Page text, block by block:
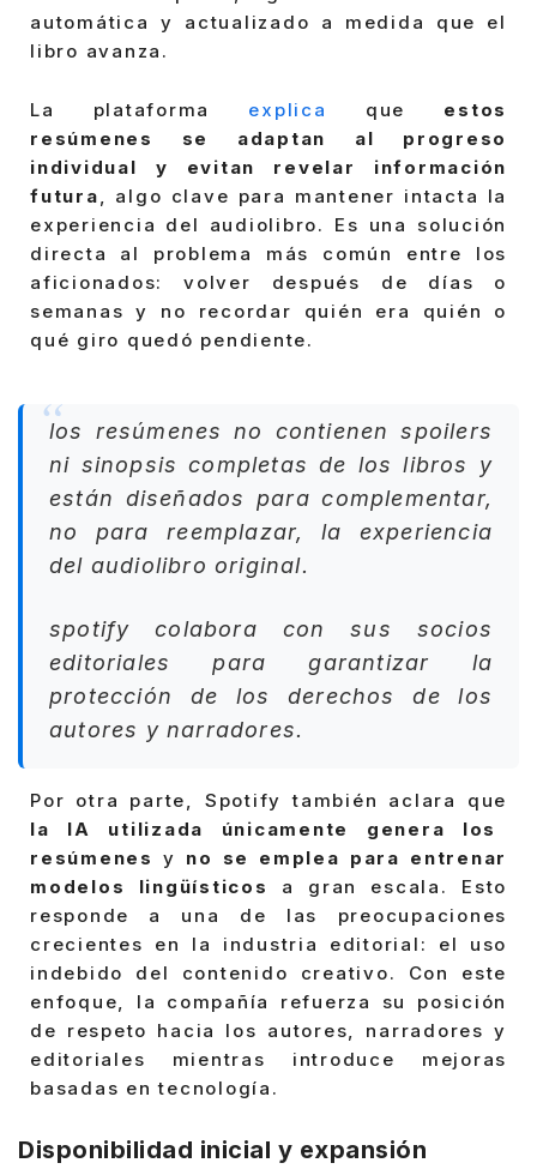
automática y actualizado a medida que el
libro avanza.
La plataforma explica que estos
resúmenes se adaptan al progreso
individual y evitan revelar información
futura, algo clave para mantener intacta la
experiencia del audiolibro. Es una solución
directa al problema más común entre los
aficionados: volver después de días o
semanas y no recordar quién era quién o
qué giro quedó pendiente.
los resúmenes no contienen spoilers
ni sinopsis completas de los libros y
están diseñados para complementar,
no para reemplazar, la experiencia
del audiolibro original.
spotify colabora con sus socios
editoriales para garantizar la
protección de los derechos de los
autores y narradores.
Por otra parte, Spotify también aclara que
la IA utilizada únicamente genera los
resúmenes y no se emplea para entrenar
modelos lingüísticos
a gran escala. Esto
responde a una de las preocupaciones
crecientes en la industria editorial: el uso
indebido del contenido creativo. Con este
enfoque, la compañía refuerza su posición
de respeto hacia los autores, narradores y
editoriales mientras introduce mejoras
basadas en tecnología.
Disponibilidad inicial y expansión